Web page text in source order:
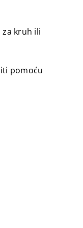
za kruh ili
pomoću